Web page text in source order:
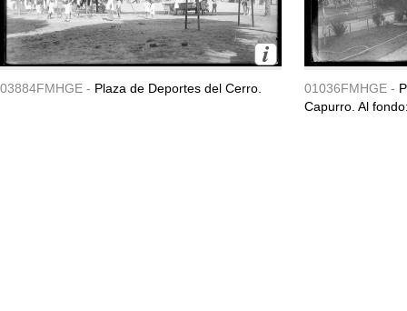
03884FMHGE - Plaza de Deportes del Cerro. 01036FMHGE -
Capurro. Al